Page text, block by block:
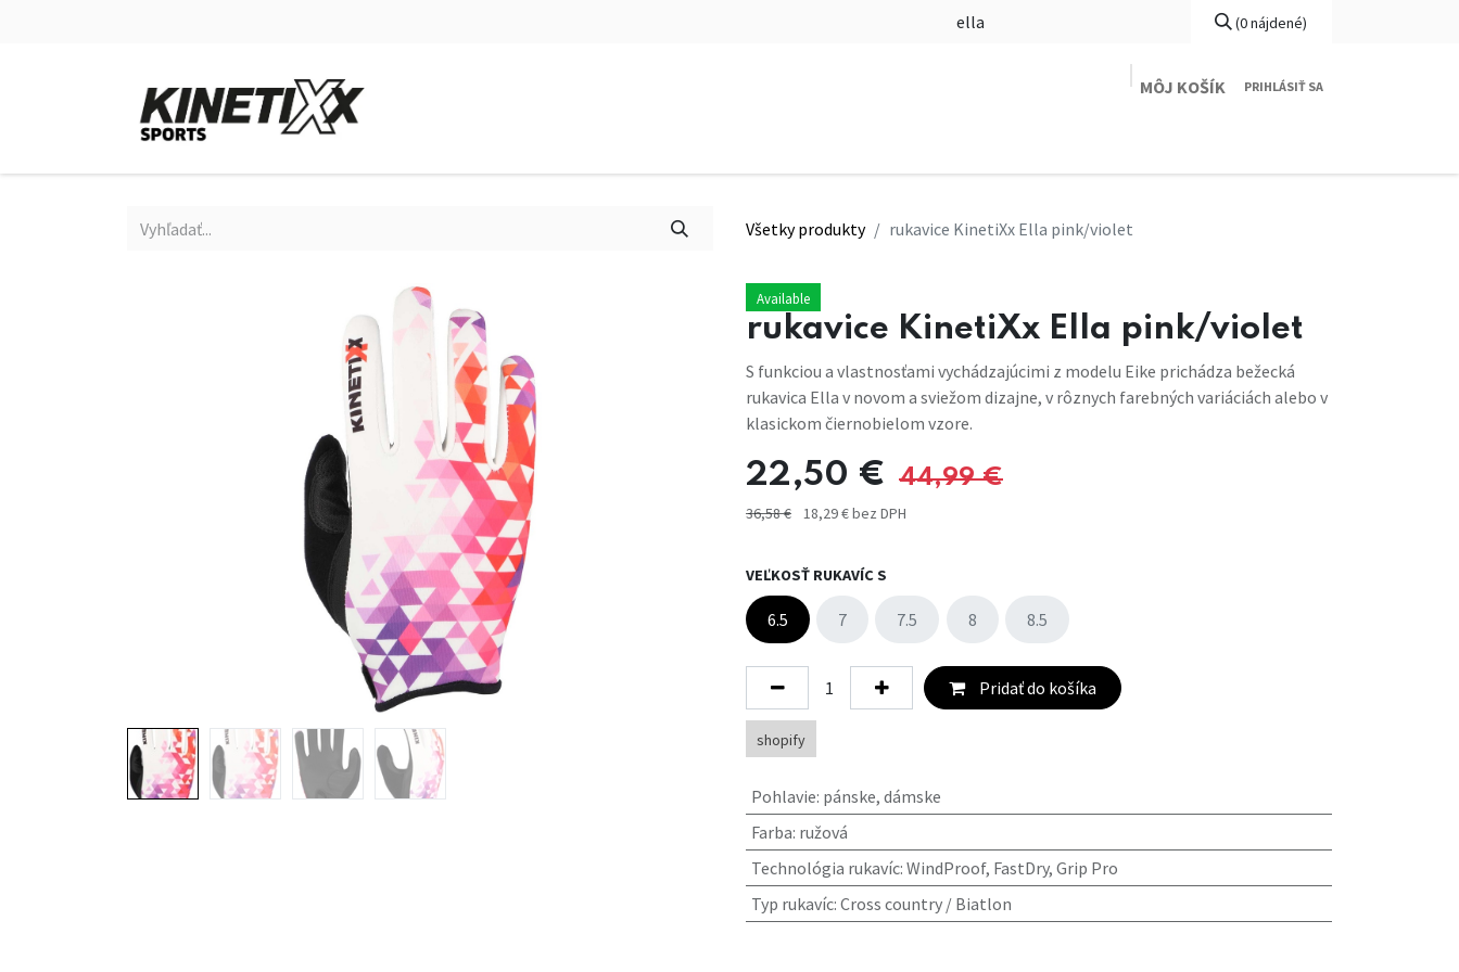
(0 nájdené)
MÔJ KOŠÍK PRIHLÁSIŤ SA
Všetky produkty rukavice KinetiXx Ella pink/violet
Available
rukavice KinetiXx Ella pink/violet
S funkciou a vlastnosťami vychádzajúcimi z modelu Eike prichádza bežecká
rukavica Ella v novom a sviežom dizajne, v rôznych farebných variáciách alebo v
klasickom čiernobielom vzore.
22,50 € 44,99€
36,58€ 18,29€bez DPH
VEĽKOSŤ RUKAVÍC S
6.5 7 7.5 8 8.5
Pridať do košíka
shopify
Pohlavie: pánske, dámske
Farba: ružová
Technológia rukavíc: WindProof, FastDry, Grip Pro
Typ rukavíc: Cross country / Biatlon